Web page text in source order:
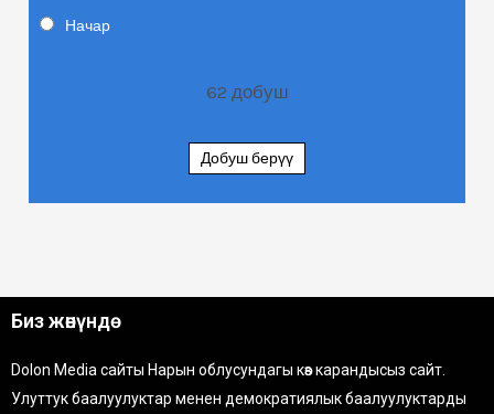
Начар
62 добуш
Добуш берүү
Биз жөнүндө
Dolon Media сайты Нарын облусундагы көз карандысыз сайт.
Улуттук баалуулуктар менен демократиялык баалуулуктарды